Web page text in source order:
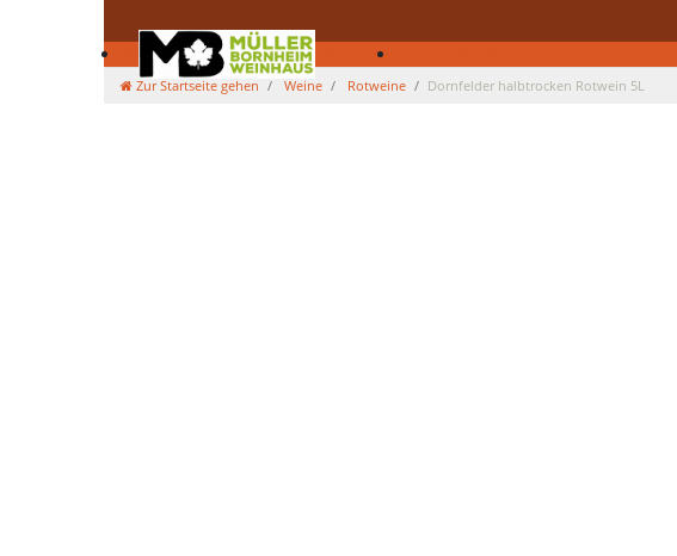
WeineSäfteKürbisseDeko Webshop
Zur Startseite gehen Weine Rotweine Dornfelder halbtrocken Rotwein 5L